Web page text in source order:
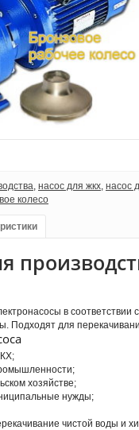
насос для жкх насос
колесо
в соответствии
Подходят для
хозяйстве;
нужды;
чистой воды и